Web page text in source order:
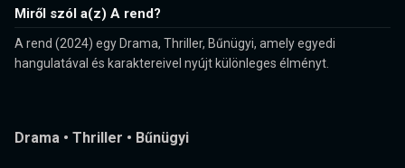
Miről szól a(z) A rend?
A rend (2024) egy Drama, Thriller, Bűnügyi, amely egyedi
hangulatával és karaktereivel nyújt különleges élményt.
Drama • Thriller • Bűnügyi